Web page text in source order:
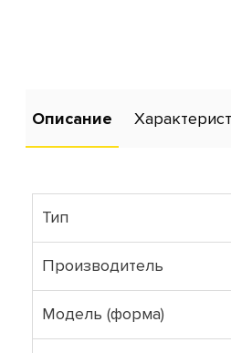
Описание
Тип
Производитель
Модель (форма)